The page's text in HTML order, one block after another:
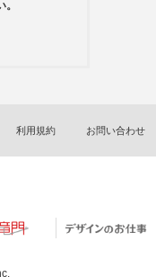
利用規約 お問い合わせ